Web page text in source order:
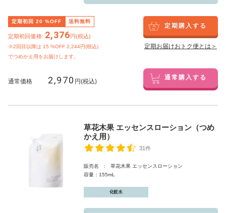
定期初回 20 %OFF 送料無料
定期初回価格: 2,376円(税込)
※2回目以降は 15 %OFF 2,244円(税込)
でつめかえ用をお届けします。
定期購入する
定期お届けおトク便とは＞
通常価格 2,970 円(税込) 通常購入する
草花木果 エッセンスローション（つめ
かえ用）
31件
販売名 : 草花木果 エッセンスローション
容量：155mL
化粧水